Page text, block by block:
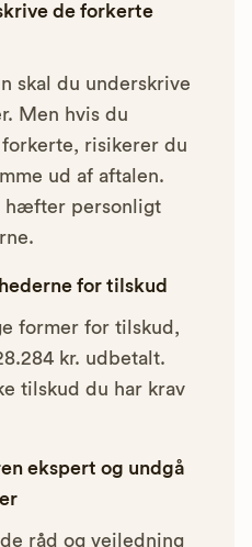
de forkerte
skal du underskrive
Men hvis du
risikerer du
ud af aftalen.
hæfter personligt
for tilskud
former for tilskud,
kr. udbetalt.
tilskud du har krav
ekspert og undgå
råd og vejledning